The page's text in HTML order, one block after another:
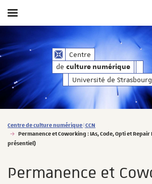
Centrede
culture
de culture numérique
Université de Strasbourg
Afficher / masquer le menu
Vous êtes ici :
Centre de culture numérique | CCN
Permanence et Coworking : IAs, Code, Opti et
présentiel)
Permanence et